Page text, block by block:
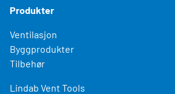
Produkter
Ventilasjon
Byggprodukter
Tilbehør
Lindab Vent Tools